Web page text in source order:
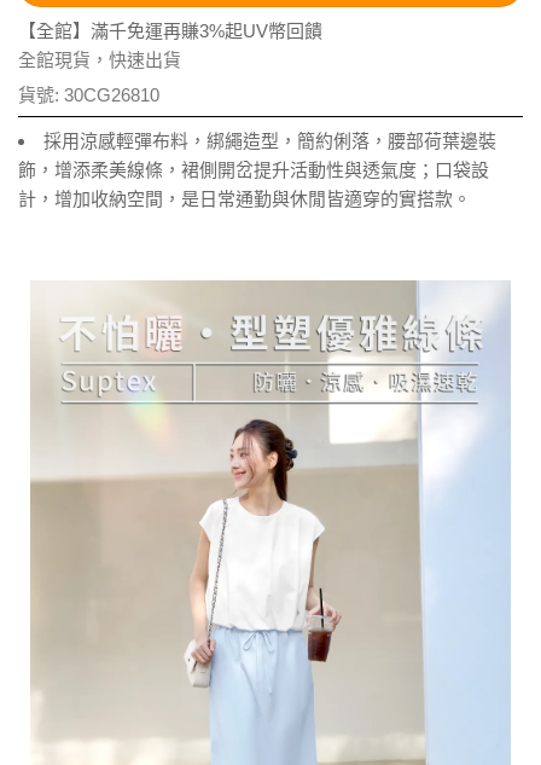
【全館】滿千免運再賺3%起UV幣回饋
全館現貨，快速出貨
貨號: 30CG26810
採用涼感輕彈布料，綁繩造型，簡約俐落，腰部荷葉邊裝
飾，增添柔美線條，裙側開岔提升活動性與透氣度；口袋設
計，增加收納空間，是日常通勤與休閒皆適穿的實搭款。